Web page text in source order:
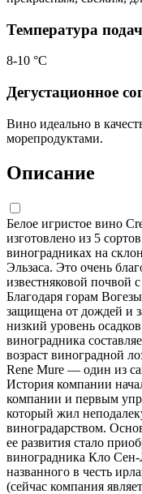
Температура
8-10 °С
Дегустационное
Вино идеально в
морепродуктами.
Описание
Белое игристое вино
изготовлено из 5
виноградниках на
Эльзаса. Это очень
известняковой почвой
Благодаря горам
защищена от дождей и
низкий уровень
виноградника
возраст виноградной
Rene Mure — один из
История компании
компании и первым
который жил
виноградарством.
ее развития стало
виноградника Кло Сен-
названного в честь
(сейчас компания